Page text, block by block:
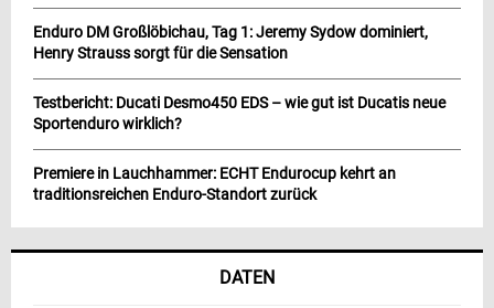
Enduro DM Großlöbichau, Tag 1: Jeremy Sydow dominiert,
Henry Strauss sorgt für die Sensation
Testbericht: Ducati Desmo450 EDS – wie gut ist Ducatis neue
Sportenduro wirklich?
Premiere in Lauchhammer: ECHT Endurocup kehrt an
traditionsreichen Enduro-Standort zurück
DATEN